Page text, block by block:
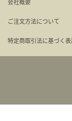
会社概要
ご注文方法について
特定商取引法に基づく